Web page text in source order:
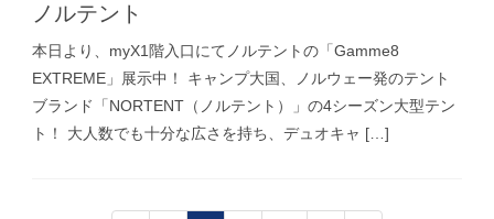
ノルテント
本日より、myX1階入口にてノルテントの「Gamme8
EXTREME」展示中！ キャンプ大国、ノルウェー発のテント
ブランド「NORTENT（ノルテント）」の4シーズン大型テン
ト！ 大人数でも十分な広さを持ち、デュオキャ […]